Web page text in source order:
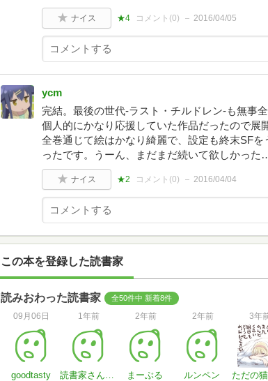
ナイス ★4 コメント(0) 2016/04/05
ycm
完結。最後の世代-ラスト・チルドレン-も無事
個人的にかなり応援していた作品だったので展
全巻通じて絵はかなり綺麗で、設定も終末SF
ったです。うーん、まだまだ続いて欲しかった
ナイス ★2 コメント(0) 2016/04/04
この本を登録した読書家
読みおわった読書家 全50件中 新着8件
09月06日
goodtasty
1年前
読書家さん#G6UQKO
2年前
まーぶる
2年前
ルンペン
3年
ただの